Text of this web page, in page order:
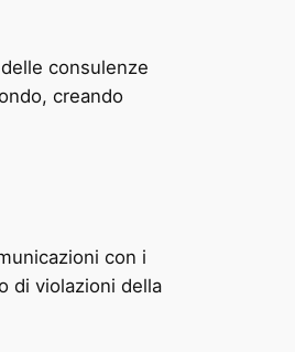
consulenze
creando
con i
di violazioni della